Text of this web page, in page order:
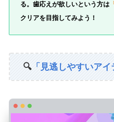
る。歯応えが欲しいという方は
クリアを目指してみよう！
🔍「見逃しやすいアイ